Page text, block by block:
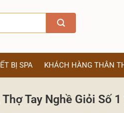
BỊ SPA KHÁCH HÀNG THÂN
Tay Nghề Giỏi Số 1